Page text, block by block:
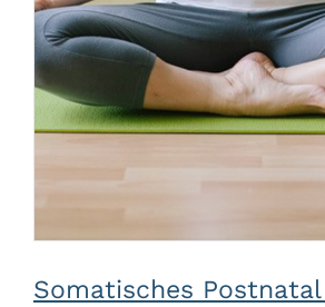
Somatisches Postnatal